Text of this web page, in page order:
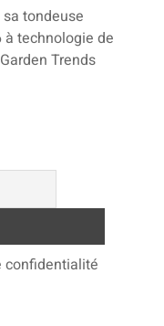
sa tondeuse
technologie de
Trends
confidentialité